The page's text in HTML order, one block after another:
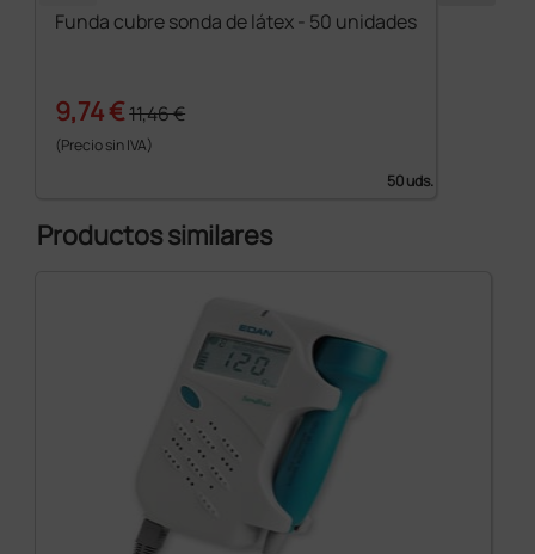
Funda cubre sonda de látex - 50 unidades
9,74 €11,46 €
(Precio sin IVA)
50 uds.
Productos similares